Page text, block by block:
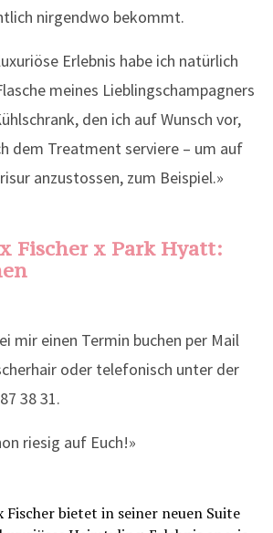
nirgendwo bekommt.
Erlebnis habe ich natürlich
meines Lieblingschampagners
den ich auf Wunsch vor,
dem Treatment serviere – um auf
anzustossen, zum Beispiel.»
Fischer x Park Hyatt:
mir einen Termin buchen per Mail
oder telefonisch unter der
38 31.
riesig auf Euch!»